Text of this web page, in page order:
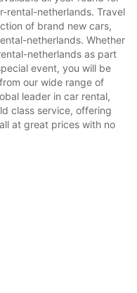
rental-netherlands. Travel
of brand new cars,
netherlands. Whether
netherlands as part
event, you will be
our wide range of
leader in car rental,
class service, offering
at great prices with no